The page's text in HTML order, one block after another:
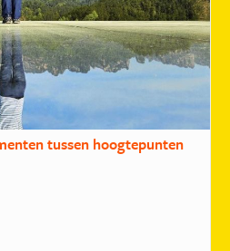
tussen hoogtepunten